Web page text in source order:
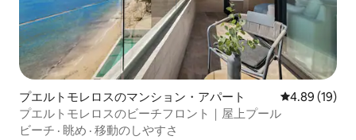
プエルトモレロスのマンション・アパート レビュー19
4.89 (19)
プエルトモレロスのビーチフロント｜屋上プール
ビーチ · 眺め · 移動のしやすさ